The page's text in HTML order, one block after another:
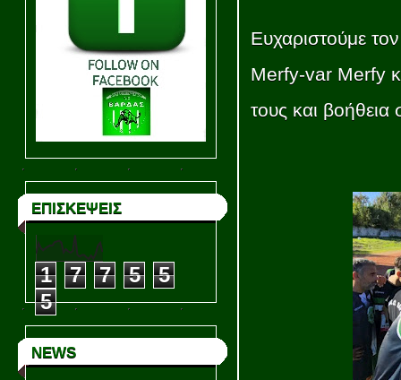
ΕΠΙΣΚΕΨΕΙΣ
1 7 7 5
5
5
NEWS
Ευχαριστούμε
Merfy-var Merfy
τους και βοήθεια